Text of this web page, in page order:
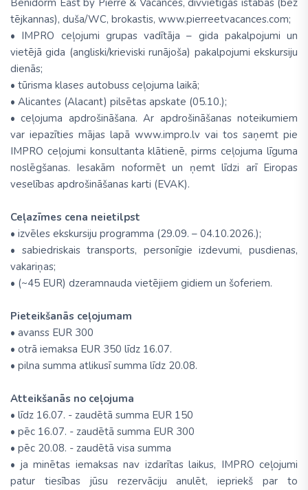
Benidorm East by Pierre & Vacances, divvietīgās istabās (bez
tējkannas), duša/WC, brokastis, www.pierreetvacances.com;
• IMPRO ceļojumi grupas vadītāja – gida pakalpojumi un
vietējā gida (angliski/krieviski runājoša) pakalpojumi ekskursiju
dienās;
• tūrisma klases autobuss ceļojuma laikā;
• Alicantes (Alacant) pilsētas apskate (05.10.);
• ceļojuma apdrošināšana. Ar apdrošināšanas noteikumiem
var iepazīties mājas lapā www.impro.lv vai tos saņemt pie
IMPRO ceļojumi konsultanta klātienē, pirms ceļojuma līguma
noslēgšanas. Iesakām noformēt un ņemt līdzi arī Eiropas
veselības apdrošināšanas karti (EVAK).
Ceļazīmes cena neietilpst
• izvēles ekskursiju programma (29.09. – 04.10.2026.);
• sabiedriskais transports, personīgie izdevumi, pusdienas,
vakariņas;
• (~45 EUR) dzeramnauda vietējiem gidiem un šoferiem.
Pieteikšanās ceļojumam
• avanss EUR 300
• otrā iemaksa EUR 350 līdz 16.07.
• pilna summa atlikusī summa līdz 20.08.
Atteikšanās no ceļojuma
• līdz 16.07. - zaudētā summa EUR 150
• pēc 16.07. - zaudētā summa EUR 300
• pēc 20.08. - zaudētā visa summa
• ja minētas iemaksas nav izdarītas laikus, IMPRO ceļojumi
patur tiesības jūsu rezervāciju anulēt, iepriekš par to